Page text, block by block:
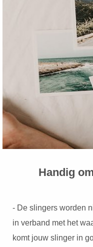
Handig
- De slingers worden
in verband met het
komt jouw slinger in